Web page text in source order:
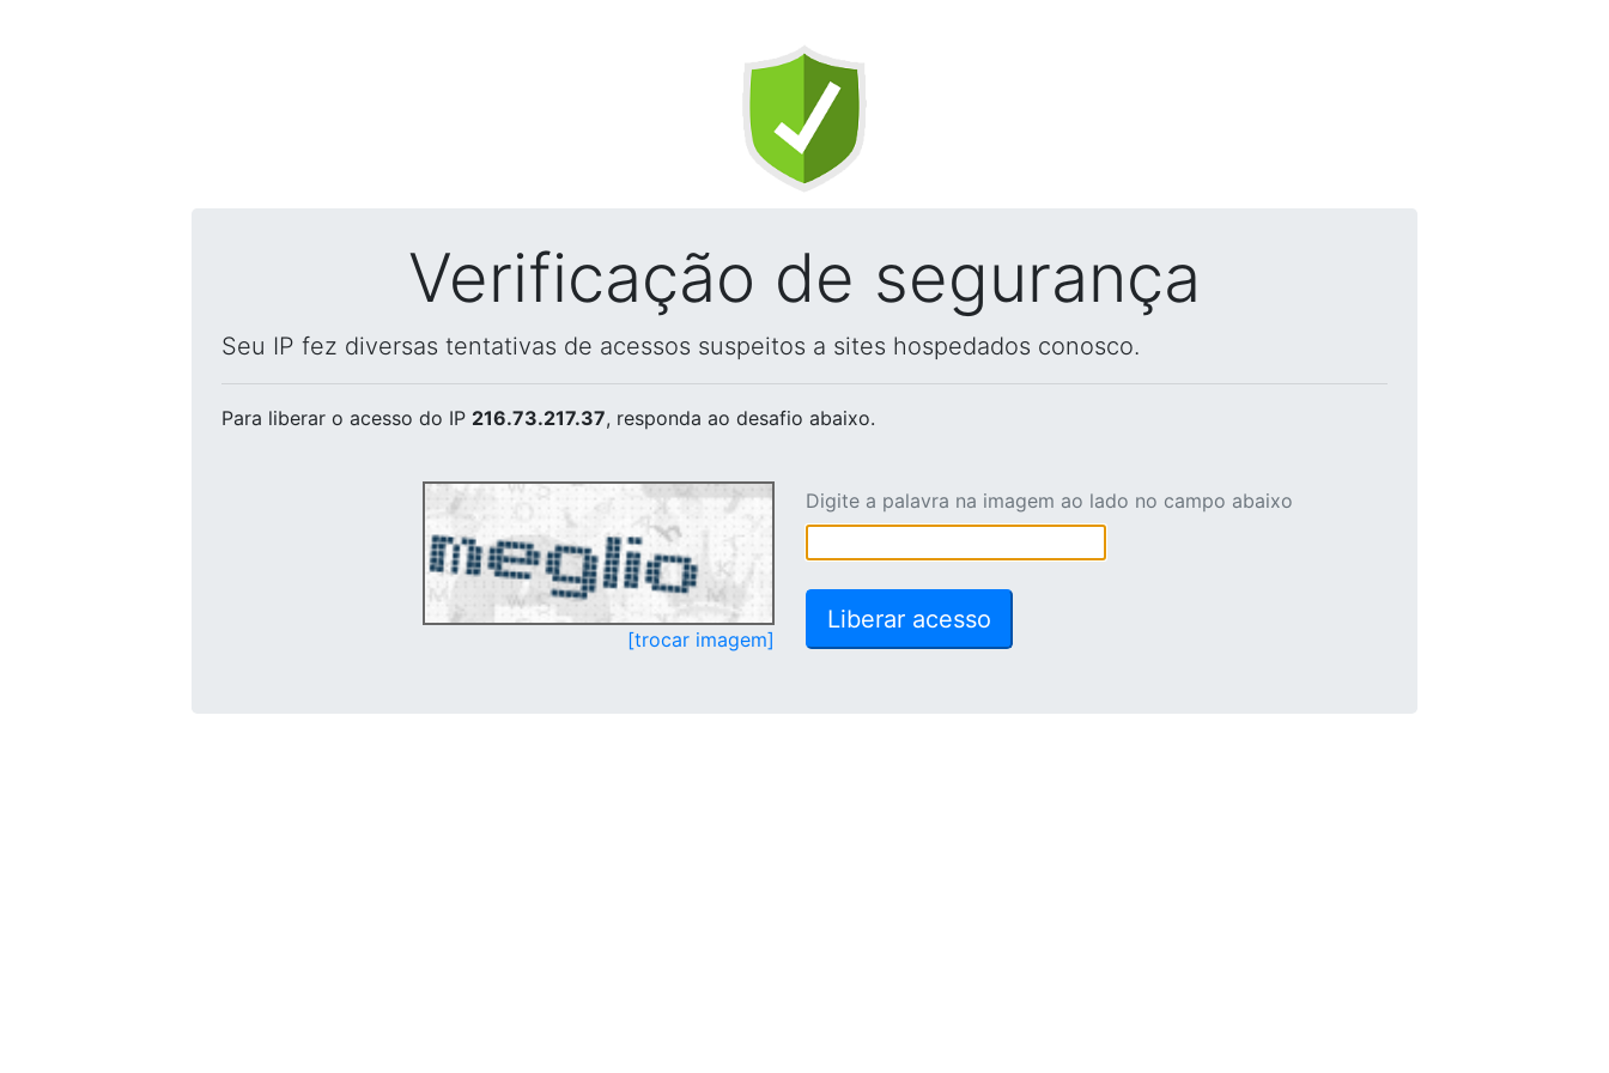
Verificação de segurança
Seu IP fez diversas tentativas de acessos suspeitos a sites hospedados conosco.
Para liberar o acesso do IP 216.73.217.37, responda ao desafio abaixo.
[trocar imagem]
Digite a palavra na imagem ao lado no campo abaixo